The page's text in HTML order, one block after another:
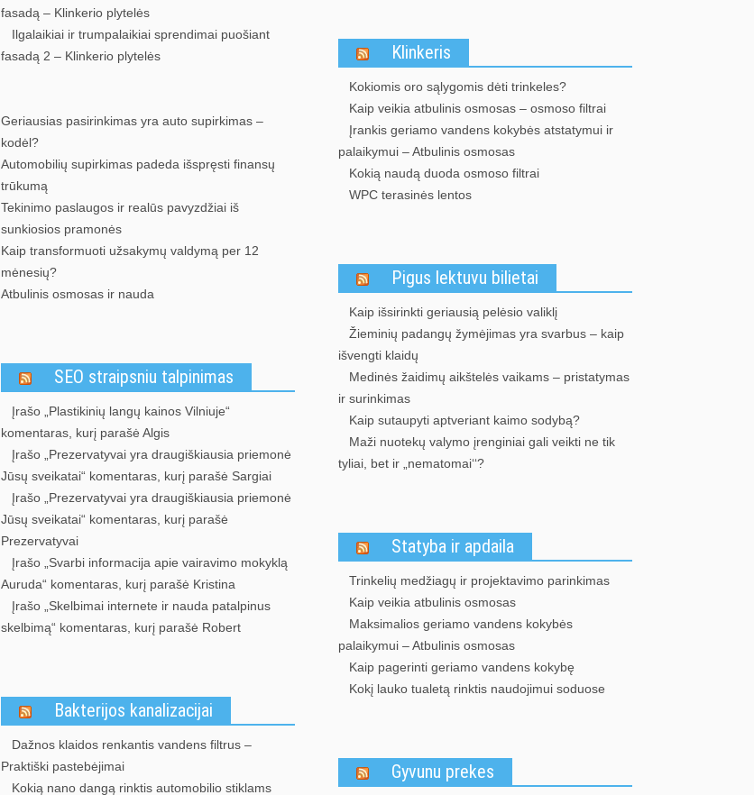
fasadą – Klinkerio plytelės
Ilgalaikiai ir trumpalaikiai sprendimai puošiant
fasadą 2 – Klinkerio plytelės
Geriausias pasirinkimas yra auto supirkimas –
kodėl?
Automobilių supirkimas padeda išspręsti finansų
trūkumą
Tekinimo paslaugos ir realūs pavyzdžiai iš
sunkiosios pramonės
Kaip transformuoti užsakymų valdymą per 12
mėnesių?
Atbulinis osmosas ir nauda
SEO straipsniu talpinimas
Įrašo „Plastikinių langų kainos Vilniuje“
komentaras, kurį parašė Algis
Įrašo „Prezervatyvai yra draugiškiausia priemonė
Jūsų sveikatai“ komentaras, kurį parašė Sargiai
Įrašo „Prezervatyvai yra draugiškiausia priemonė
Jūsų sveikatai“ komentaras, kurį parašė
Prezervatyvai
Įrašo „Svarbi informacija apie vairavimo mokyklą
Auruda“ komentaras, kurį parašė Kristina
Įrašo „Skelbimai internete ir nauda patalpinus
skelbimą“ komentaras, kurį parašė Robert
Bakterijos kanalizacijai
Dažnos klaidos renkantis vandens filtrus –
Praktiški pastebėjimai
Kokią nano dangą rinktis automobilio stiklams
Klinkeris
Kokiomis oro sąlygomis dėti trinkeles?
Kaip veikia atbulinis osmosas – osmoso filtrai
Įrankis geriamo vandens kokybės atstatymui ir
palaikymui – Atbulinis osmosas
Kokią naudą duoda osmoso filtrai
WPC terasinės lentos
Pigus lektuvu bilietai
Kaip išsirinkti geriausią pelėsio valiklį
Žieminių padangų žymėjimas yra svarbus – kaip
išvengti klaidų
Medinės žaidimų aikštelės vaikams – pristatymas
ir surinkimas
Kaip sutaupyti aptveriant kaimo sodybą?
Maži nuotekų valymo įrenginiai gali veikti ne tik
tyliai, bet ir „nematomai‘‘?
Statyba ir apdaila
Trinkelių medžiagų ir projektavimo parinkimas
Kaip veikia atbulinis osmosas
Maksimalios geriamo vandens kokybės
palaikymui – Atbulinis osmosas
Kaip pagerinti geriamo vandens kokybę
Kokį lauko tualetą rinktis naudojimui soduose
Gyvunu prekes